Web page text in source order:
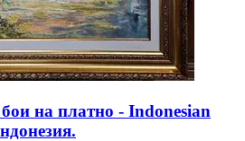
на платно - Indonesian